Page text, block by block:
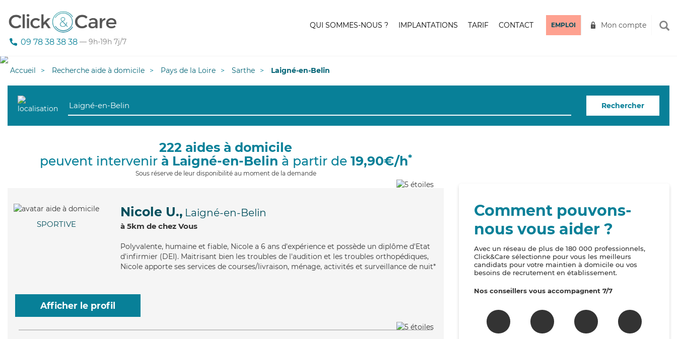
09 78 38 38 38 — 9h-19h 7j/7
QUI SOMMES-NOUS ? IMPLANTATIONS TARIF CONTACT EMPLOI Mon compte
Accueil Recherche aide à domicile Pays de la Loire Sarthe Laigné-en-Belin
Rechercher
222 aides à domicile
peuvent intervenir à Laigné-en-Belin à partir de 19,90€/h*
Sous réserve de leur disponibilité au moment de la demande
SPORTIVE
Nicole U., Laigné-en-Belin
à 5km de chez Vous
Polyvalente, humaine et fiable, Nicole a 6 ans d'expérience et possède un diplôme d'Etat
d'infirmier (DEI). Maitrisant bien les troubles de l'audition et les troubles orthopédiques,
Nicole apporte ses services de courses/livraison, ménage, activités et surveillance de nuit*
Afficher le profil
Comment pouvons-
nous vous aider ?
Avec un réseau de plus de 180 000 professionnels,
Click&Care sélectionne pour vous les meilleurs
candidats pour votre maintien à domicile ou vos
besoins de recrutement en établissement.
Nos conseillers vous accompagnent 7/7